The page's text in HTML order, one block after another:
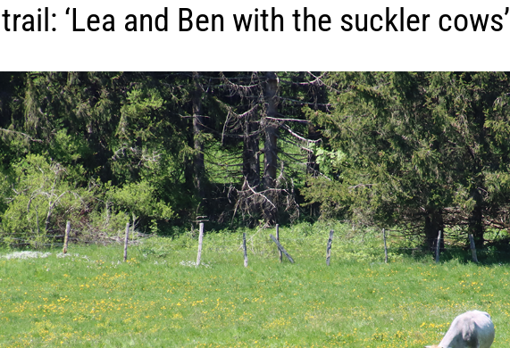
‘Lea and Ben with the suckler cows’